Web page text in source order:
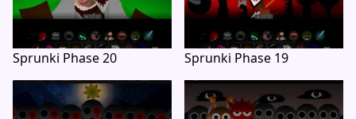
Sprunki Phase 20 Sprunki Phase 19